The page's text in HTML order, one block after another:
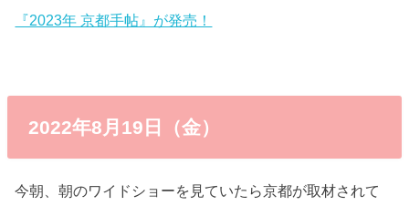
『2023年 京都手帖』が発売！
2022年8月19日（金）
今朝、朝のワイドショーを見ていたら京都が取材されて